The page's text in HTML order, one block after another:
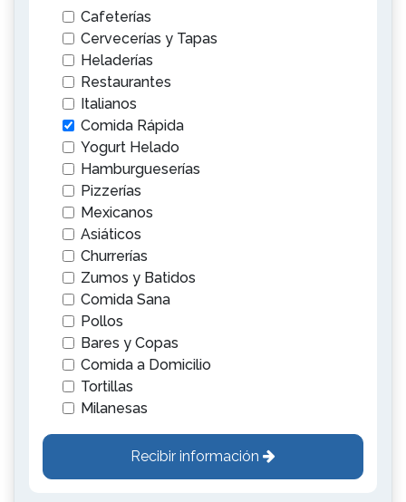
Cafeterías
Cervecerías y Tapas
Heladerías
Restaurantes
Italianos
Comida Rápida
Yogurt Helado
Hamburgueserías
Pizzerías
Mexicanos
Asiáticos
Churrerías
Zumos y Batidos
Comida Sana
Pollos
Bares y Copas
Comida a Domicilio
Tortillas
Milanesas
Recibir información